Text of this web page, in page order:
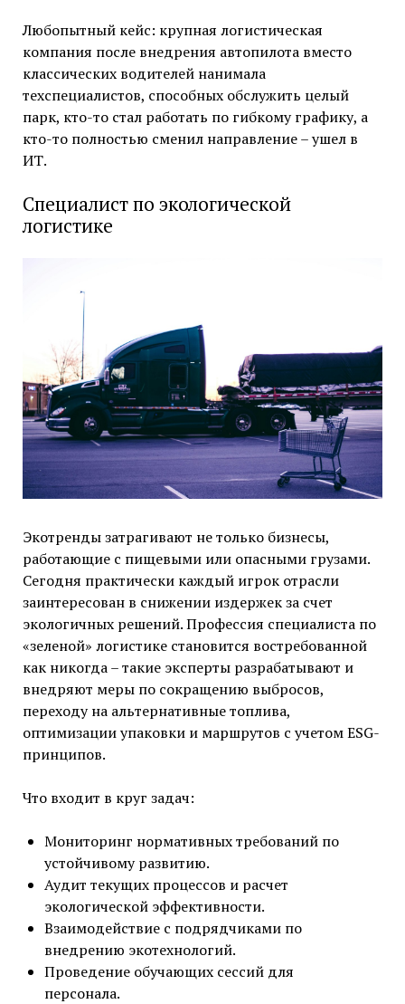
Любопытный кейс: крупная логистическая
компания после внедрения автопилота вместо
классических водителей нанимала
техспециалистов, способных обслужить целый
парк, кто-то стал работать по гибкому графику, а
кто-то полностью сменил направление – ушел в
ИТ.
Специалист по экологической
логистике
Экотренды затрагивают не только бизнесы,
работающие с пищевыми или опасными грузами.
Сегодня практически каждый игрок отрасли
заинтересован в снижении издержек за счет
экологичных решений. Профессия специалиста по
«зеленой» логистике становится востребованной
как никогда – такие эксперты разрабатывают и
внедряют меры по сокращению выбросов,
переходу на альтернативные топлива,
оптимизации упаковки и маршрутов с учетом ESG-
принципов.
Что входит в круг задач:
Мониторинг нормативных требований по
устойчивому развитию.
Аудит текущих процессов и расчет
экологической эффективности.
Взаимодействие с подрядчиками по
внедрению экотехнологий.
Проведение обучающих сессий для
персонала.